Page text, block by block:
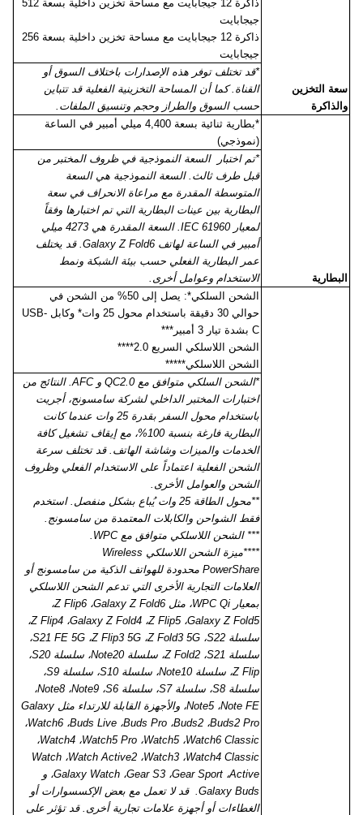
سعة التخزين
والذاكرة
ذاكرة 12 جيجابايت مع مساحة تخزين داخلية بسعة 512
جيجابايت
ذاكرة 12 جيجابايت مع مساحة تخزين داخلية بسعة 256
جيجابايت
*قد تختلف توفر هذه الإصدارات باختلاف السوق أو
القناة. كما أن المساحة التخزينية الفعلية قد تتباين
حسب السوق والطراز وحجم وتنسيق الملفات.
البطارية
*بطارية ثنائية بسعة 4,400 ميلي أمبير في الساعة
(نموذجي)
*تم اختبار السعة النموذجية في ظروف المختبر من
قبل طرف ثالث. السعة النموذجية هي السعة
المتوسطة المقدرة مع مراعاة الانحراف في سعة
البطارية بين عينات البطارية التي تم اختبارها وفقاً
لمعيارIEC 61960
. السعة المقدرة هي 4273 ميلي
أمبير في الساعة لهاتفGalaxy Z Fold6 . قد يختلف
عمر البطارية الفعلي حسب بيئة الشبكة ونمط
الاستخدام وعوامل أخرى.
الشحن السلكي*: يصل إلى 50% من الشحن في
حوالي 30 دقيقة باستخدام محول 25 وات* وكابل
USB-
C بشدة تيار 3 أمبير***
الشحن اللاسلكي السريع 2.0****
الشحن اللاسلكي*****
*الشحن السلكي متوافق معQC2.0 وAFC . النتائج من
اختبارات المختبر الداخلي لشركة سامسونج، أجريت
باستخدام محول السفر بقدرة 25 وات عندما كانت
البطارية فارغة بنسبة 100%، مع إيقاف تشغيل كافة
الخدمات والميزات وشاشة الهاتف. قد تختلف سرعة
الشحن الفعلية اعتماداً على الاستخدام الفعلي وظروف
الشحن والعوامل الأخرى.
**محول الطاقة 25 وات يُباع بشكل منفصل. استخدم
فقط الشواحن والكابلات المعتمدة من سامسونج.
*** الشحن اللاسلكي متوافق معWPC
****ميزة الشحن اللاسلكي Wireless
PowerShare محدودة للهواتف الذكية من سامسونج أو
العلامات التجارية الأخرى التي تدعم الشحن اللاسلكي
بمعيارWPC Qi، مثلGalaxy Z Fold6،Z Flip6،
Galaxy Z Fold5،Z Flip5،Galaxy Z Fold4،Z Flip4،
سلسلةS22،Z Fold3 5G،Z Flip3 5G،S21 FE 5G،
سلسلة S21،Z Fold2، سلسلةNote20، سلسلةS20،
Z Flip، سلسلةNote10، سلسلةS10، سلسلةS9،
سلسلةS8، سلسلةS7، سلسلةS6،Note9،Note8،
Note FE،Note5، والأجهزة القابلة للارتداء مثلGalaxy
Buds2 Pro،Buds2،Buds Pro،Buds Live،Watch6،
Watch6 Classic،Watch5،Watch5 Pro،Watch4،
Watch4 Classic،Watch3،Watch Active2،Watch
Active،Gear Sport،Gear S3،Galaxy Watch، و
Galaxy Buds . قد لا تعمل مع بعض الإكسسوارات أو
الغطاءات أو أجهزة علامات تجارية أخرى. قد تؤثر على